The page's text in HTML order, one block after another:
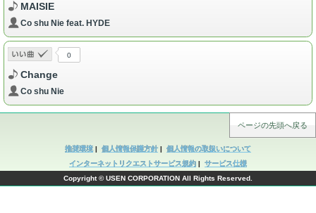
MAISIE
Co shu Nie feat. HYDE
0
Change
Co shu Nie
ページの先頭へ戻る
推奨環境| 個人情報保護方針
個人情報の取扱いについて
インターネットリクエストサービス規約
サービス仕様
Copyright © USEN CORPORATION All Rights Reserved.